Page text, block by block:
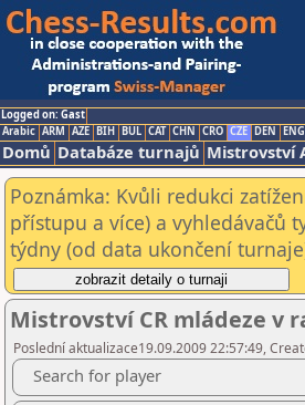
Logged on: Gast
Arabic ARM AZE BIH BUL CAT CHN CRO CZE DEN ENG
Domů Databáze turnajů Mistrovství
Poznámka: Kvůli redukci
přístupu a více) a vyhledávačů
týdny (od data ukončení
Mistrovství CR mládeze v
Poslední aktualizace19.09.2009 22:57:49,
Search for player